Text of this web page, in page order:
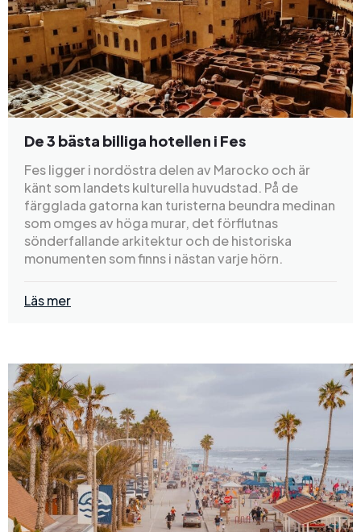
De 3 bästa billiga hotellen i Fes
Fes ligger i nordöstra delen av Marocko och är
känt som landets kulturella huvudstad. På de
färgglada gatorna kan turisterna beundra medinan
som omges av höga murar, det förflutnas
sönderfallande arkitektur och de historiska
monumenten som finns i nästan varje hörn.
Läs mer